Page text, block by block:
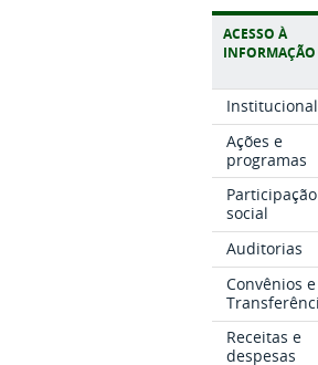
ACESSO À
INFORMAÇÃO
Institucional
Ações e
programas
Participação
social
Auditorias
Convênios e
Receitas e
despesas